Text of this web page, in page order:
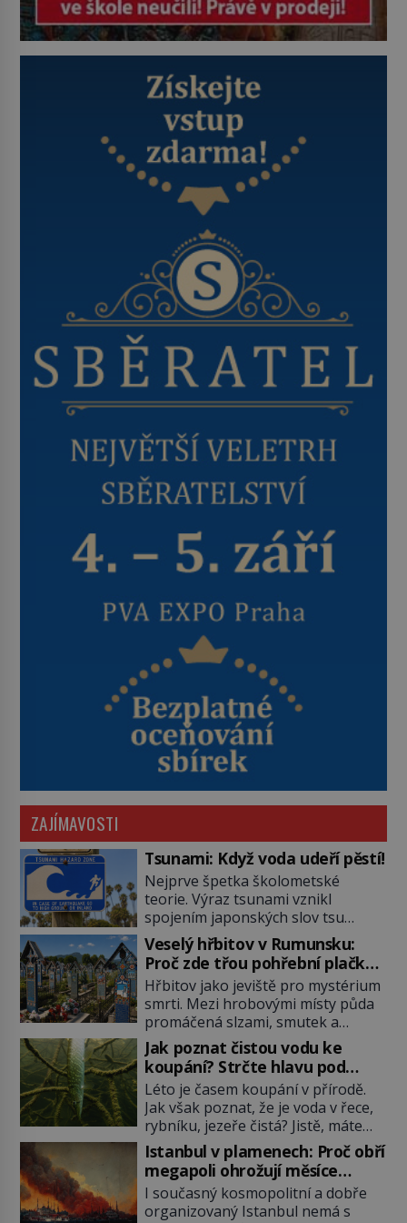
ZAJÍMAVOSTI
Tsunami: Když voda udeří pěstí!
Nejprve špetka školometské
teorie. Výraz tsunami vznikl
spojením japonských slov tsu
(přístav) a nami (vlna). Jedná se o
dlouhou vlnu, která je na volném
moři takřka nepostřehnutelná.
Ačkoli je vlnová délka tsunami i 300
kilometrů, výška vlny na volném
moři je maximálně 1,5 metru.
Máme se podobné obří vlny obávat
i v Evropě? Vznik tsunami si […]
Veselý hřbitov v Rumunsku:
Proč zde třou pohřební plačky
bídu s nouzí?
Hřbitov jako jeviště pro mystérium
smrti. Mezi hrobovými místy půda
promáčená slzami, smutek a
vědomí konečnosti lidské existence.
Jsou ale výjimky, kde pohřební
plačky smutně žmoulají kapesníky
nikoli při smutečním obřadu, ale
při pohledu na výši vyměřené
podpory v nezaměstnanosti. Kam
vás pozveme? Unikátní hřbitov,
který si vysloužil název „Veselý“,
najdeme v rumunské vesnici
Sapanta, nedaleko hranic […]
Jak poznat čistou vodu ke
koupání? Strčte hlavu pod
hladinu!
Léto je časem koupání v přírodě.
Jak však poznat, že je voda v řece,
rybníku, jezeře čistá? Jistě, máte
možnost využít informace
hygieniků či podrobit křížovému
výslechu provozovatele přírodního
koupaliště. Existuje ale ještě jiná
alternativa. Jaká? Podívat se pod
Istanbul v plamenech: Proč obří
megapoli ohrožují měsíce
smaženého lilku?
I současný kosmopolitní a dobře
organizovaný Istanbul nemá s